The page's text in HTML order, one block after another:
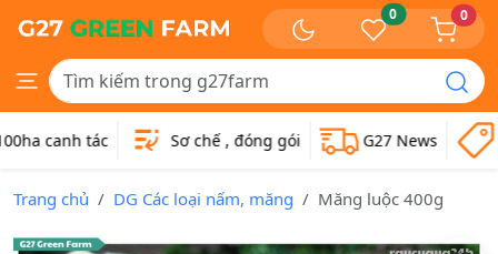
0 0
canh tác Sơ chế , đóng gói G27 News
Trang chủ DG Các loại nấm, măng Măng luộc 400g